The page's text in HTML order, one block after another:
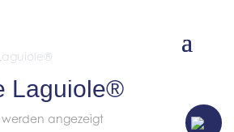
JETZT TISCH
RESERVIEREN
Laguiole®
werden angezeigt